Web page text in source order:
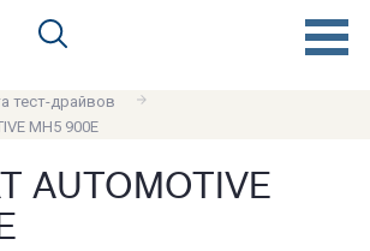
тест-драйвов
MH5 900E
AUTOMOTIVE